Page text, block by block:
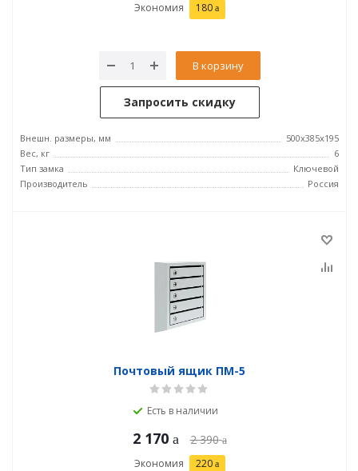
Экономия 180
В корзину
Запросить скидку
Внешн. размеры, мм
500х385х195
Вес, кг
6
Тип замка
Ключевой
Производитель
Россия
Почтовый ящик ПМ-5
Есть в наличии
2 170 2 390
Экономия 220